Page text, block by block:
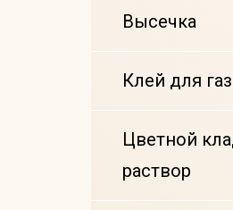
Высечка
Клей для
Цветной
раствор